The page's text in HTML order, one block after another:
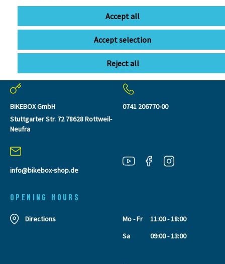
CONTACT
BIKEBOX GmbH
Stuttgarter Str. 72 78628 Rottweil-
Neufra
info@bikebox-shop.de
0741 206770-00
OPENING HOURS
Directions Mo - Fr
11:00 - 18:00
Sa
09:00 - 13:00
Accept all
Accept selection
Reject all